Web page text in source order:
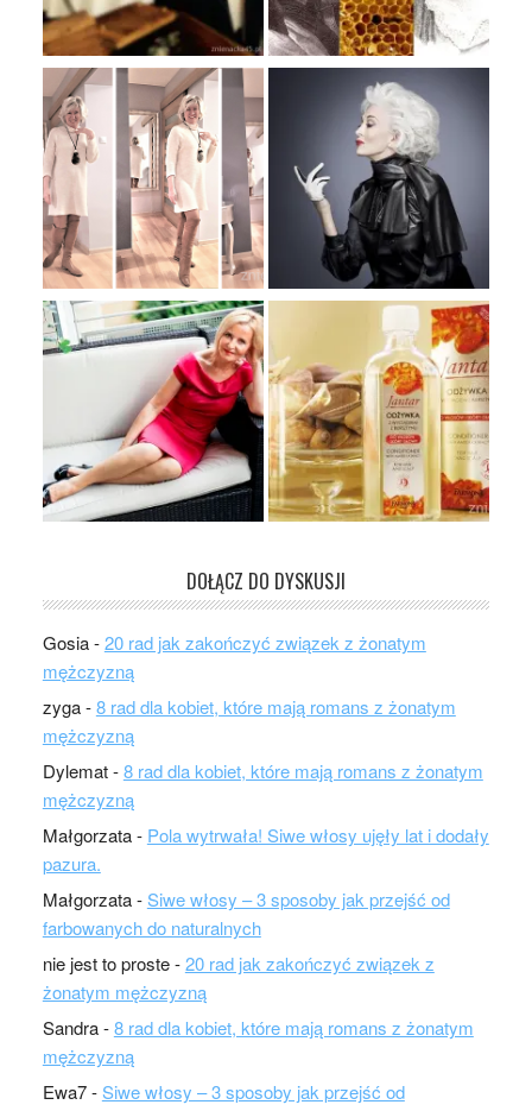
DOŁĄCZ DO DYSKUSJI
Gosia-20 rad jak zakończyć związek z żonatym
mężczyzną
zyga-8 rad dla kobiet, które mają romans z żonatym
mężczyzną
Dylemat-8 rad dla kobiet, które mają romans z żonatym
mężczyzną
Małgorzata- Pola wytrwała! Siwe włosy ujęły lat i dodały
pazura.
Małgorzata-Siwe włosy – 3 sposoby jak przejść od
farbowanych do naturalnych
nie jest to proste-20 rad jak zakończyć związek z
żonatym mężczyzną
Sandra-8 rad dla kobiet, które mają romans z żonatym
mężczyzną
Ewa7-Siwe włosy – 3 sposoby jak przejść od